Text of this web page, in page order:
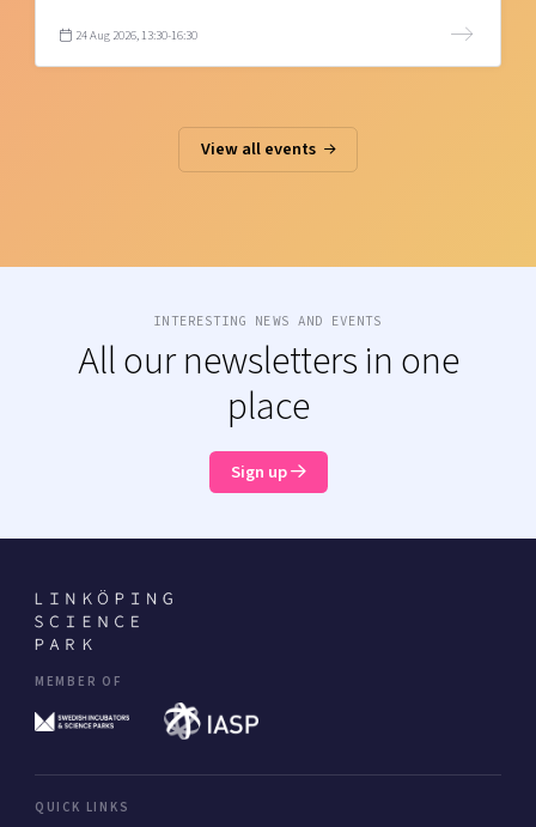
24 Aug 2026, 13:30-16:30
View all events
INTERESTING NEWS AND EVENTS
All our newsletters in one
place
Sign up
MEMBER OF
QUICK LINKS